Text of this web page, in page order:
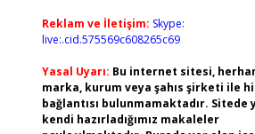
Reklam ve İletişim: Skype:
live:.cid.575569c608265c69
Yasal Uyarı: Bu internet sitesi,
marka, kurum veya şahıs şirketi ile
bağlantısı bulunmamaktadır. Sitede
kendi hazırladığımız makaleler